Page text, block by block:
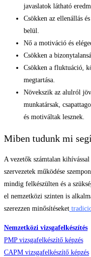
javaslatok látható
Csökken az ellenállás
belül.
Nő a motiváció és
Csökken a
Csökken a fluktuáció,
megtartása.
Növekszik az alulról
munkatársak,
és motiváltak lesznek.
Miben tudunk mi
A vezetők számtalan
szervezetek működése
mindig felkészülten és a
el nemzetközi szinten is
szerezzen minősítéseket
Nemzetközi vizsgafelkészítés
PMP vizsgafelkészítő képzés
CAPM vizsgafelkészítő képzés